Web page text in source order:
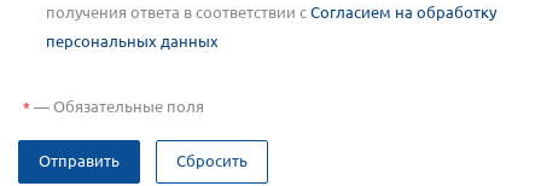
получения ответа в соответствии сСогласием на обработку
персональных данных
*—Обязательные поля
Отправить Сбросить